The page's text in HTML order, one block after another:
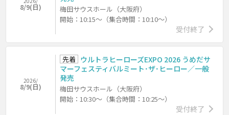
8/9(日)
梅田サウスホール（大阪府）
開始：10:15～（集合時間：10:10～）
受付終了
2026/
8/9(日)
先着 ウルトラヒーローズEXPO 2026 うめだサ
マーフェスティバルミート･ザ･ヒーロー／一般
発売
梅田サウスホール（大阪府）
開始：10:30～（集合時間：10:25～）
受付終了